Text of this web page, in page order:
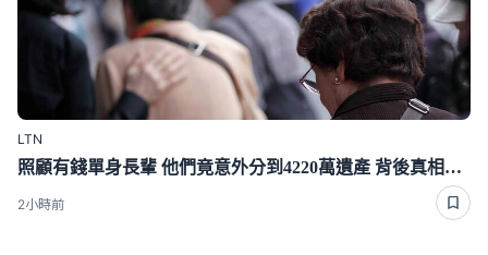
LTN
照顧有錢單身長輩 他們竟意外分到4220萬遺產 背後真相曝光了
2小時前